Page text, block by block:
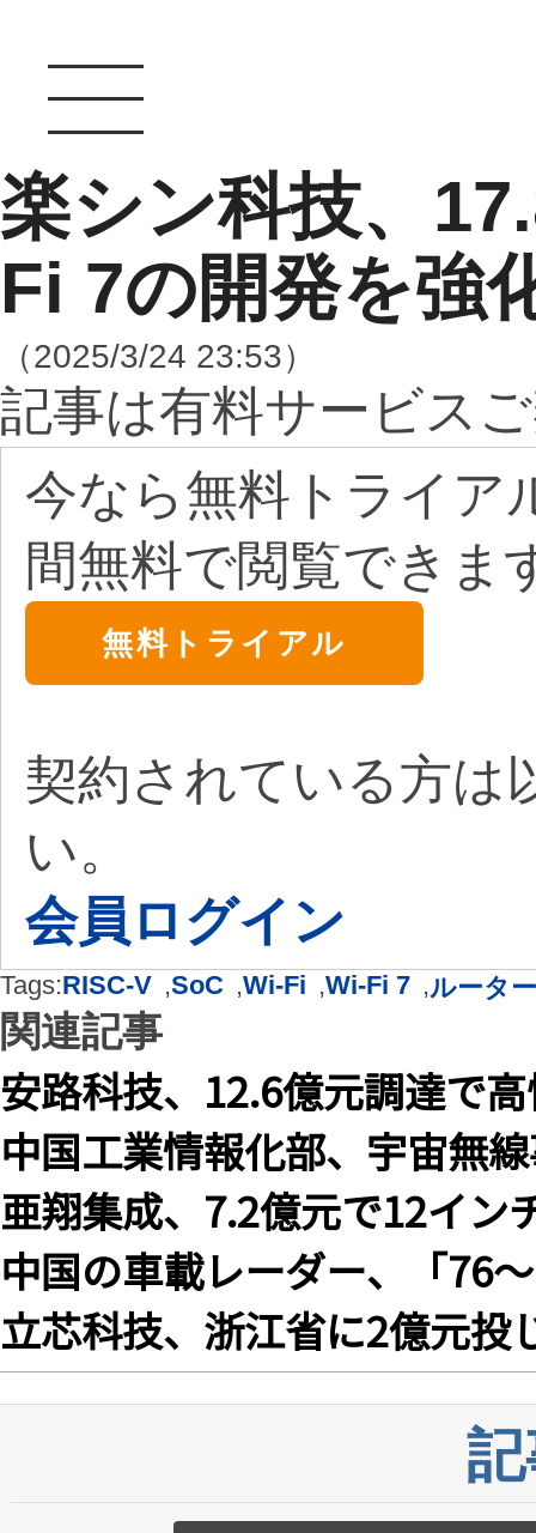
楽シン科技、
Fi 7の開発を強
（2025/3/24 23:53）
記事は有料サービス
今なら無料トライア
間無料で閲覧できま
無料トライアル
契約されている方は
い。
会員ログイン
Tags:RISC-V ,SoC ,Wi-Fi ,Wi-Fi 7 ,ルーター
関連記事
安路科技、12.6億元調達で
中国工業情報化部、宇宙無
亜翔集成、7.2億元で12イン
中国の車載レーダー、「76
立芯科技、浙江省に2億元投